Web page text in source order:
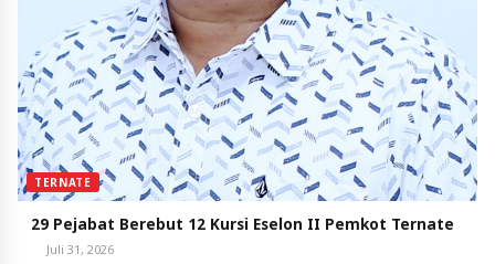
TERNATE
29 Pejabat Berebut 12 Kursi Eselon II Pemkot Ternate
Juli 31, 2026